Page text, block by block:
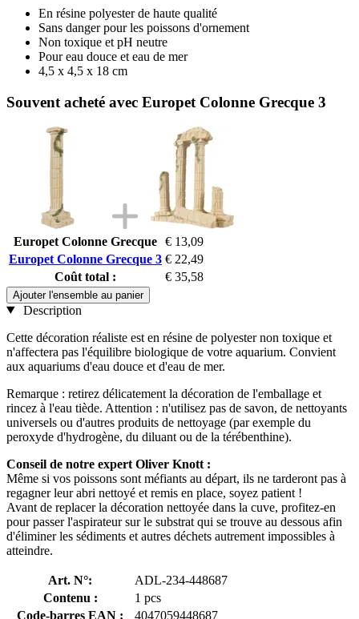
En résine polyester de haute qualité
Sans danger pour les poissons d'ornement
Non toxique et pH neutre
Pour eau douce et eau de mer
4,5 x 4,5 x 18 cm
Souvent acheté avec Europet Colonne Grecque 3
Europet Colonne Grecque € 13,09
Europet Colonne Grecque 3 € 22,49
Coût total :
€ 35,58
Ajouter l'ensemble au panier
Description
Cette décoration réaliste est en résine de polyester non toxique et
n'affectera pas l'équilibre biologique de votre aquarium. Convient
aux aquariums d'eau douce et d'eau de mer.
Remarque : retirez délicatement la décoration de l'emballage et
rincez à l'eau tiède. Attention : n'utilisez pas de savon, de nettoyants
universels ou d'autres produits de nettoyage (par exemple du
peroxyde d'hydrogène, du diluant ou de la térébenthine).
Conseil de notre expert Oliver Knott :
Même si vos poissons sont méfiants au départ, ils ne tarderont pas à
regagner leur abri nettoyé et remis en place, soyez patient !
Avant de replacer la décoration nettoyée dans la cuve, profitez-en
pour passer l'aspirateur sur le substrat qui se trouve au dessous afin
d'éliminer les sédiments et autres déchets autrement impossibles à
atteindre.
Art. N°:
ADL-234-448687
Contenu :
1 pcs
Code-barres EAN :
4047059448687